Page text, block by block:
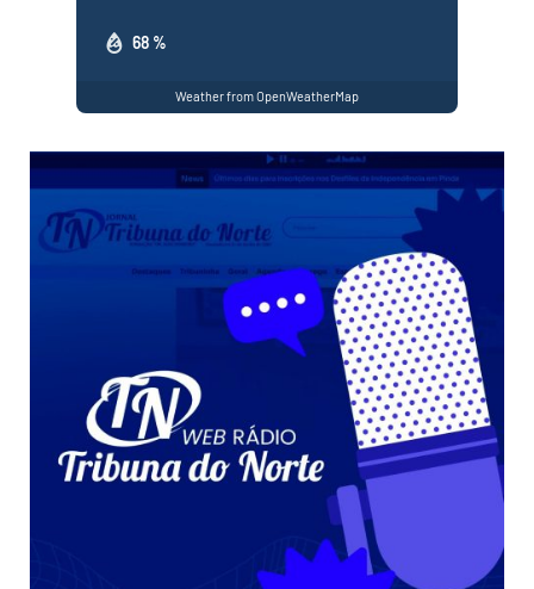
68 %
Weather from OpenWeatherMap